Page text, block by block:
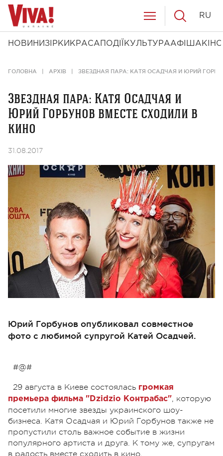
НОВИНИ ЗІРКИ КРАСА ПОДІЇ КУЛЬТУРААФІША КІНО
RU
ГОЛОВНА АРХІВ ЗВЕЗДНАЯ ПАРА: КАТЯ ОСАДЧАЯ И ЮРИЙ
Звездная пара: Катя Осадчая и
Юрий Горбунов вместе сходили в
кино
31.08.2017
Юрий Горбунов опубликовал совместное
фото с любимой супругой Катей Осадчей.
#@#
29 августа в Киеве состоялась громкая
премьера фильма "Dzidzio Контрабас", которую
посетили многие звезды украинского шоу-
бизнеса. Катя Осадчая и Юрий Горбунов также не
пропустили столь важное событие в жизни
популярного артиста и друга. К тому же, супругам
в радость вместе сходить в кино.